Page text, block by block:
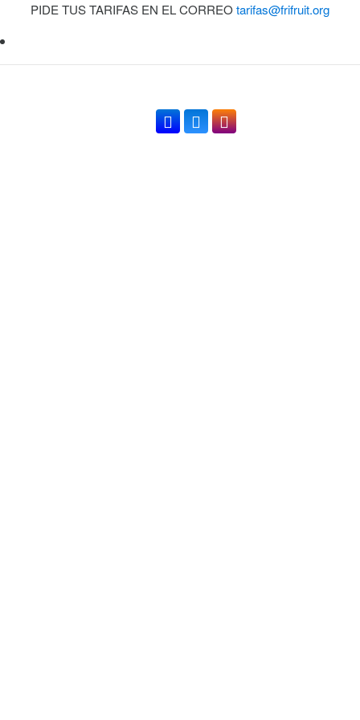
PIDE TUS TARIFAS EN EL CORREOtarifas@frifruit.org